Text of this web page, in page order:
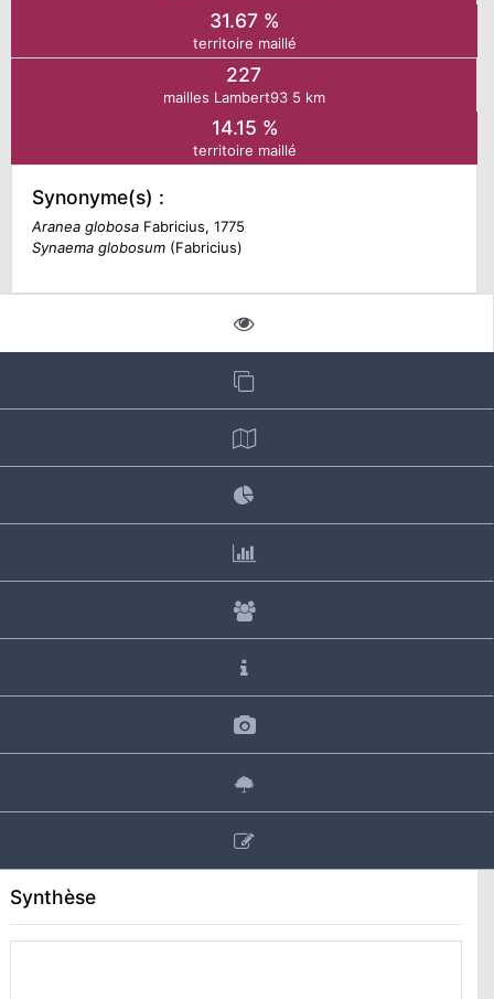
31.67 %
territoire maillé
227
mailles Lambert93 5 km
14.15 %
territoire maillé
Synonyme(s) :
Aranea globosaFabricius, 1775
Synaema globosum(Fabricius)
Synthèse